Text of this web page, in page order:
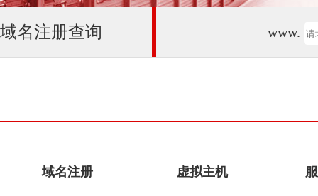
域名注册查询 www.
域名注册 虚拟主机